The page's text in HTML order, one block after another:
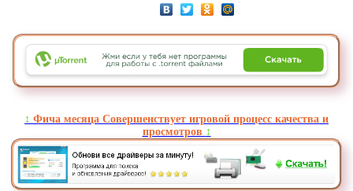
↕️ Фича месяца Совершенствует игровой процесс качества и
просмотров ↕️